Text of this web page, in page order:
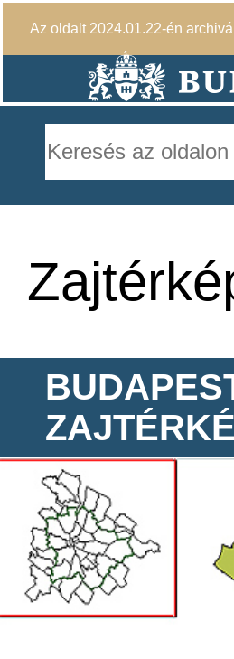
Az oldalt 2024.01.22-én